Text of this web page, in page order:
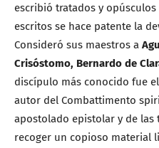
escribió tratados y opúsculos
escritos se hace patente la
Consideró sus maestros a
Crisóstomo, Bernardo de
discípulo más conocido fue
autor del Combattimento
apostolado epistolar y de las
recoger un copioso material